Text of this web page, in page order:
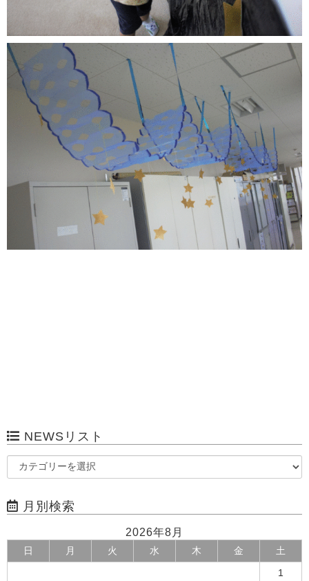
NEWSリスト
月別検索
2026年8月
日 月 火 水 木 金 土
1